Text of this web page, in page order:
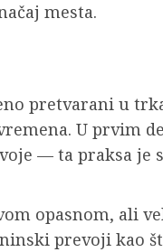
mesta.
pretvarani u
U prvim
— ta praksa je
opasnom, ali
prevoji kao